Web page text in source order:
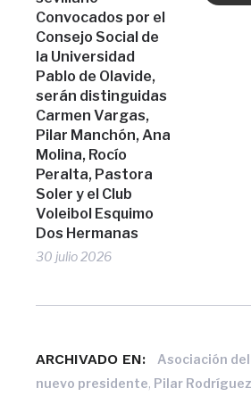
Convocados por el
Consejo Social de
la Universidad
Pablo de Olavide,
serán distinguidas
Carmen Vargas,
Pilar Manchón, Ana
Molina, Rocío
Peralta, Pastora
Soler y el Club
Voleibol Esquimo
Dos Hermanas
30 julio 2026
ARCHIVADO EN: Asociación
nuevo presidente, Pilar